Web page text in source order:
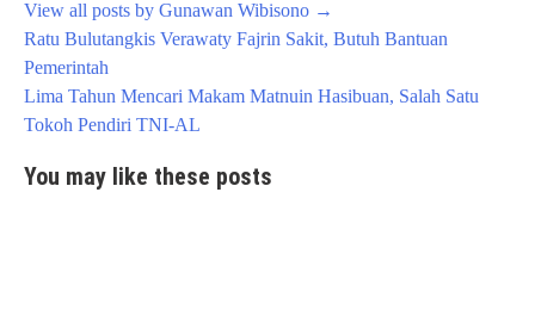
View all posts by Gunawan Wibisono →
Post
navigation
Ratu Bulutangkis Verawaty Fajrin Sakit, Butuh Bantuan
Pemerintah
Lima Tahun Mencari Makam Matnuin Hasibuan, Salah Satu
Tokoh Pendiri TNI-AL
You may like these posts